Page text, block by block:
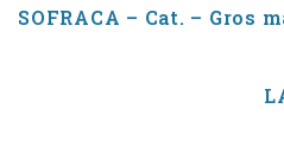
SOFRACA – Cat. – Gros